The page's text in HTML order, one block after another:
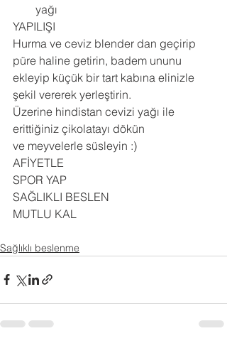
yağı
YAPILIŞI
Hurma ve ceviz blender dan geçirip
püre haline getirin, badem ununu
ekleyip küçük bir tart kabına elinizle
şekil vererek yerleştirin.
Üzerine hindistan cevizi yağı ile
erittiğiniz çikolatayı dökün
ve meyvelerle süsleyin :)
AFİYETLE
SPOR YAP
SAĞLIKLI BESLEN
MUTLU KAL
Sağlıklı beslenme